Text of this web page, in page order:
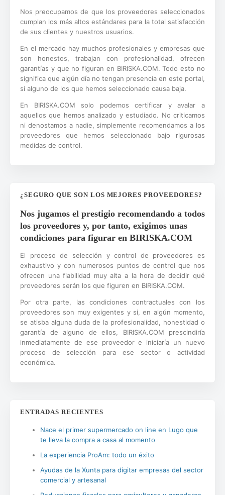
Nos preocupamos de que los proveedores seleccionados
cumplan los más altos estándares para la total satisfacción
de sus clientes y nuestros usuarios.
En el mercado hay muchos profesionales y empresas que
son honestos, trabajan con profesionalidad, ofrecen
garantías y que no figuran en BIRISKA.COM. Todo esto no
significa que algún día no tengan presencia en este portal,
si alguno de los que hemos seleccionado causa baja.
En BIRISKA.COM solo podemos certificar y avalar a
aquellos que hemos analizado y estudiado. No criticamos
ni denostamos a nadie, simplemente recomendamos a los
proveedores que hemos seleccionado bajo rigurosas
medidas de control.
¿SEGURO QUE SON LOS MEJORES PROVEEDORES?
Nos jugamos el prestigio recomendando a todos
los proveedores y, por tanto, exigimos unas
condiciones para figurar en BIRISKA.COM
El proceso de selección y control de proveedores es
exhaustivo y con numerosos puntos de control que nos
ofrecen una fiabilidad muy alta a la hora de decidir qué
proveedores serán los que figuren en BIRISKA.COM.
Por otra parte, las condiciones contractuales con los
proveedores son muy exigentes y si, en algún momento,
se atisba alguna duda de la profesionalidad, honestidad o
garantía de alguno de ellos, BIRISKA.COM prescindiría
inmediatamente de ese proveedor e iniciaría un nuevo
proceso de selección para ese sector o actividad
económica.
ENTRADAS RECIENTES
Nace el primer supermercado on line en Lugo que
te lleva la compra a casa al momento
La experiencia ProAm: todo un éxito
Ayudas de la Xunta para digitar empresas del sector
comercial y artesanal